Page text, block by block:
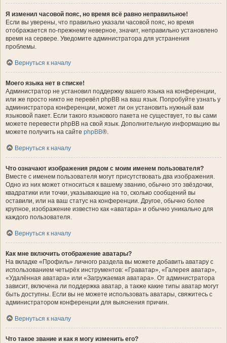
Я изменил часовой пояс, но время всё равно неправильное!
Если вы уверены, что правильно указали часовой пояс, но время
отображается по-прежнему неверное, значит, неправильно установлено
время на сервере. Уведомите администратора для устранения
проблемы.
Вернуться к началу
Моего языка нет в списке!
Администратор не установил поддержку вашего языка на конференции,
или же просто никто не перевёл phpBB на ваш язык. Попробуйте узнать у
администратора конференции, может ли он установить нужный вам
языковой пакет. Если такого языкового пакета не существует, то вы сами
можете перевести phpBB на свой язык. Дополнительную информацию вы
можете получить на сайте phpBB®.
Вернуться к началу
Что означают изображения рядом с моим именем пользователя?
Вместе с именем пользователя могут присутствовать два изображения.
Одно из них может относиться к вашему званию, обычно это звёздочки,
квадратики или точки, указывающие на то, сколько сообщений вы
оставили, или на ваш статус на конференции. Другое, обычно более
крупное, изображение известно как «аватара» и обычно уникально для
каждого пользователя.
Вернуться к началу
Как мне включить отображение аватары?
На вкладке «Профиль» личного раздела вы можете добавить аватару с
использованием четырёх инструментов: «Граватар», «Галерея аватар»,
«Удалённая аватара» или «Загружаемая аватара». От администратора
зависит, включена ли поддержка аватар, а также какие типы аватар могут
быть доступны. Если вы не можете использовать аватары, свяжитесь с
администратором конференции для выяснения причин.
Вернуться к началу
Что такое звание и как я могу изменить его?